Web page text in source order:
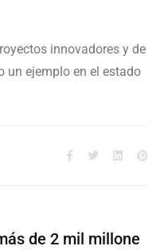
innovadores y de
un ejemplo en el estado
de 2 mil millone